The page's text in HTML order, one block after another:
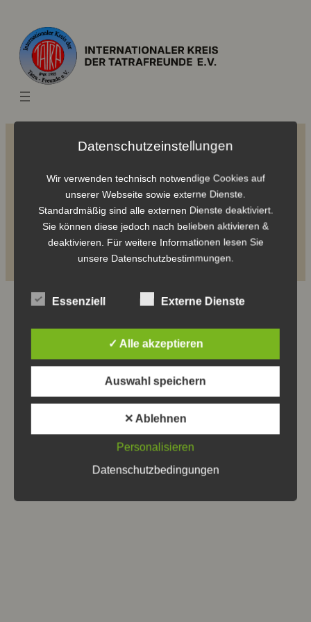
Passwort
Passwort anzeigen
Angemeldet bleiben
Haben Sie Ihr Passwort vergessen?
Werden Sie Mitglied bei uns
Datenschutzeinstellungen
Wir verwenden technisch notwendige Cookies auf
unserer Webseite sowie externe Dienste.
Standardmäßig sind alle externen Dienste deaktiviert.
Sie können diese jedoch nach belieben aktivieren &
deaktivieren. Für weitere Informationen lesen Sie
unsere Datenschutzbestimmungen.
Essenziell Externe Dienste
✓ Alle akzeptieren
Auswahl speichern
✕ Ablehnen
Personalisieren
Datenschutzbedingungen